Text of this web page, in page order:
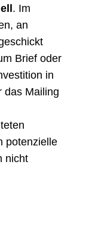
. Im
an
Brief oder
in
das Mailing
potenzielle
nicht